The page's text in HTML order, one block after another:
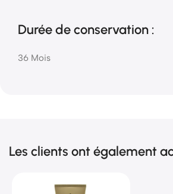
Durée de conservation :
36 Mois
Les clients ont également